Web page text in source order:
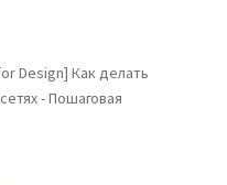
Design] Как делать
- Пошаговая